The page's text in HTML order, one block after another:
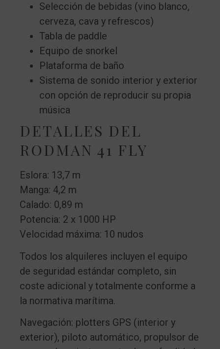
Selección de bebidas (vino blanco,
cerveza, cava y refrescos)
Tabla de paddle
Equipo de snorkel
Plataforma de baño
Sistema de sonido interior y exterior
con opción de reproducir su propia
música
DETALLES DEL
RODMAN 41 FLY
Eslora: 13,7 m
Manga: 4,2 m
Calado: 0,89 m
Potencia: 2 x 1000 HP
Velocidad máxima: 10 nudos
Todos los alquileres incluyen el equipo
de seguridad estándar completo, sin
coste adicional y totalmente conforme a
la normativa marítima.
Navegación: plotters GPS (interior y
exterior), piloto automático, propulsor de